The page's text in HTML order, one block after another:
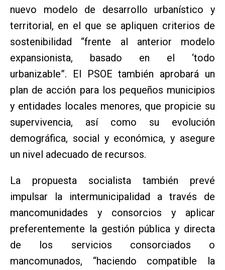
nuevo modelo de desarrollo urbanístico y
territorial, en el que se apliquen criterios de
sostenibilidad “frente al anterior modelo
expansionista, basado en el ‘todo
urbanizable”. El PSOE también aprobará un
plan de acción para los pequeños municipios
y entidades locales menores, que propicie su
supervivencia, así como su evolución
demográfica, social y económica, y asegure
un nivel adecuado de recursos.
La propuesta socialista también prevé
impulsar la intermunicipalidad a través de
mancomunidades y consorcios y aplicar
preferentemente la gestión pública y directa
de los servicios consorciados o
mancomunados, “haciendo compatible la